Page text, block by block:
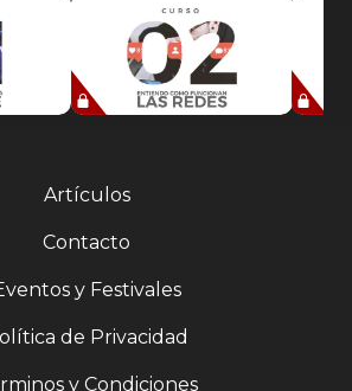
Artículos
Contacto
y Festivales
de Privacidad
y Condiciones